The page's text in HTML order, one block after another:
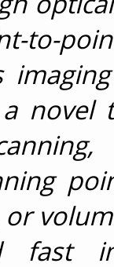
to-
novel
fast